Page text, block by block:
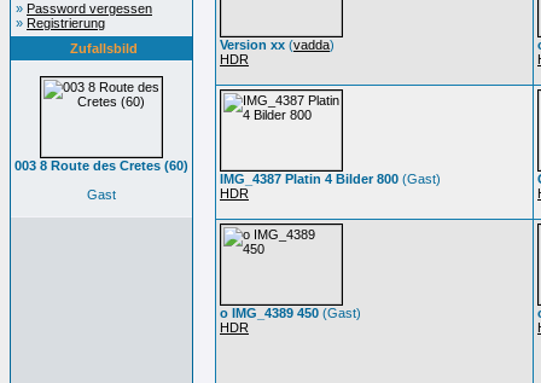
» Password vergessen
» Registrierung
Zufallsbild
003 8 Route des Cretes (60)
Gast
Version xx (vadda)
HDR
IMG_4387 Platin 4 Bilder 800 (Gast)
HDR
o IMG_4389 450 (Gast)
HDR